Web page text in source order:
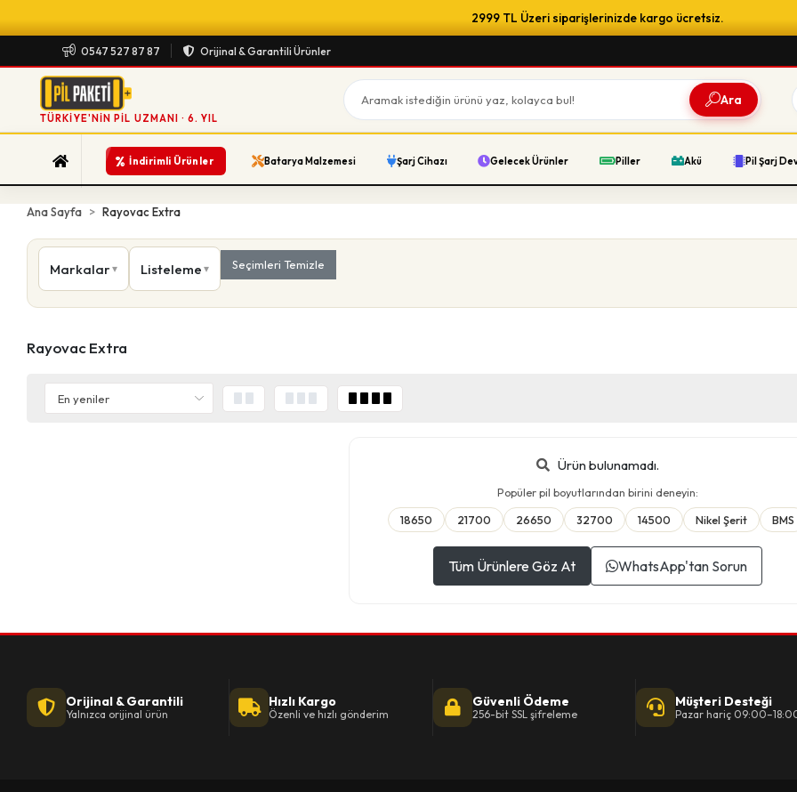
2999 TL Üzeri siparişlerinizde kargo ücretsiz.
0547 527 87 87 Orijinal & Garantili Ürünler
TÜRKIYE'NIN PIL UZMANI · 6. YIL
Ara
% İndirimli Ürünler Batarya Malzemesi Şarj Cihazı Gelecek Ürünler Piller Akü Pil Şarj
Ana Sayfa Rayovac Extra
Markalar Listeleme Seçimleri Temizle
Rayovac Extra
Ürün bulunamadı.
Popüler pil boyutlarından birini deneyin:
18650
21700 26650 32700 14500 Nikel Şerit BMS
Tüm Ürünlere Göz At WhatsApp'tan Sorun
Orijinal & Garantili
Yalnızca orijinal ürün
Hızlı Kargo
Özenli ve hızlı gönderim
Güvenli Ödeme
256-bit SSL şifreleme
Müşteri Desteği
Pazar hariç